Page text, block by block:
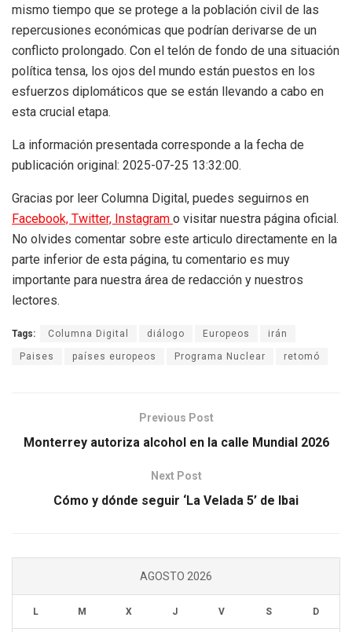
mismo tiempo que se protege a la población civil de las
repercusiones económicas que podrían derivarse de un
conflicto prolongado. Con el telón de fondo de una situación
política tensa, los ojos del mundo están puestos en los
esfuerzos diplomáticos que se están llevando a cabo en
esta crucial etapa.
La información presentada corresponde a la fecha de
publicación original: 2025-07-25 13:32:00.
Gracias por leer Columna Digital, puedes seguirnos en
Facebook, Twitter, Instagram o visitar nuestra página oficial.
No olvides comentar sobre este articulo directamente en la
parte inferior de esta página, tu comentario es muy
importante para nuestra área de redacción y nuestros
lectores.
Tags: Columna Digital diálogo Europeos irán
Paises países europeos Programa Nuclear retomó
Previous Post
Monterrey autoriza alcohol en la calle Mundial 2026
Next Post
Cómo y dónde seguir ‘La Velada 5’ de Ibai
AGOSTO 2026
L M X J V S D